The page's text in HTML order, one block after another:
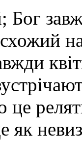
Бог
це
як